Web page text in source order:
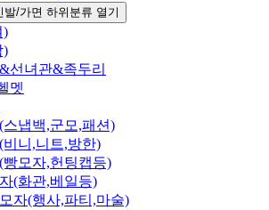
/가면 하위분류 열기
)
)
선녀관&족두리
멧
스냅백,군모,패션)
비니,니트,방한)
빵모자,헌팅캡등)
(화관,베일등)
자(행사,파티,마술)